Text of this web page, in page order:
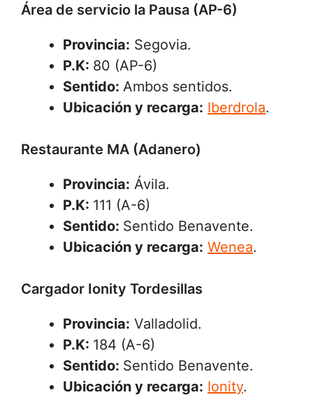
Área de servicio la Pausa (AP-6)
Provincia: Segovia.
P.K: 80 (AP-6)
Sentido: Ambos sentidos.
Ubicación y recarga: Iberdrola.
Restaurante MA (Adanero)
Provincia: Ávila.
P.K: 111 (A-6)
Sentido: Sentido Benavente.
Ubicación y recarga: Wenea.
Cargador Ionity Tordesillas
Provincia: Valladolid.
P.K: 184 (A-6)
Sentido: Sentido Benavente.
Ubicación y recarga: Ionity.